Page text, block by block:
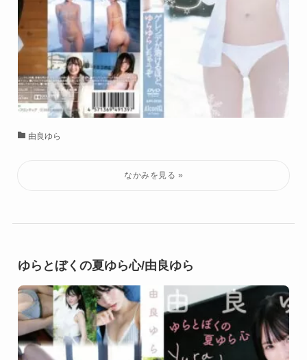
由良ゆら
ゆらとぼくの夏ゆら心/由良ゆら